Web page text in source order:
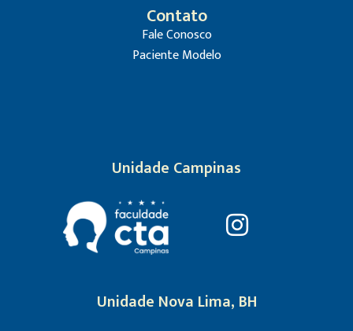
Contato
Fale Conosco
Paciente Modelo
Unidade Campinas
Unidade Nova Lima, BH